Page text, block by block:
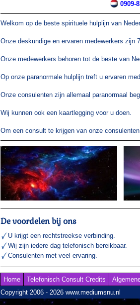
0909-
Welkom op de beste spirituele hulplijn van
Onze deskundige en ervaren medewerkers zijn
Onze medewerkers behoren tot de beste van
Op onze paranormale hulplijn treft u ervaren
Onze consulenten zijn allemaal paranormaal
Wij kunnen ook een kaartlegging voor u doen.
Om een consult te krijgen van onze consulenten
De voordelen bij ons
U krijgt een rechtstreekse verbinding.
Wij zijn iedere dag telefonisch bereikbaar.
Consulenten met veel ervaring.
Home Telefonisch Consult Credits
Copyright 2006 - 2026 www.mediumsnu.nl